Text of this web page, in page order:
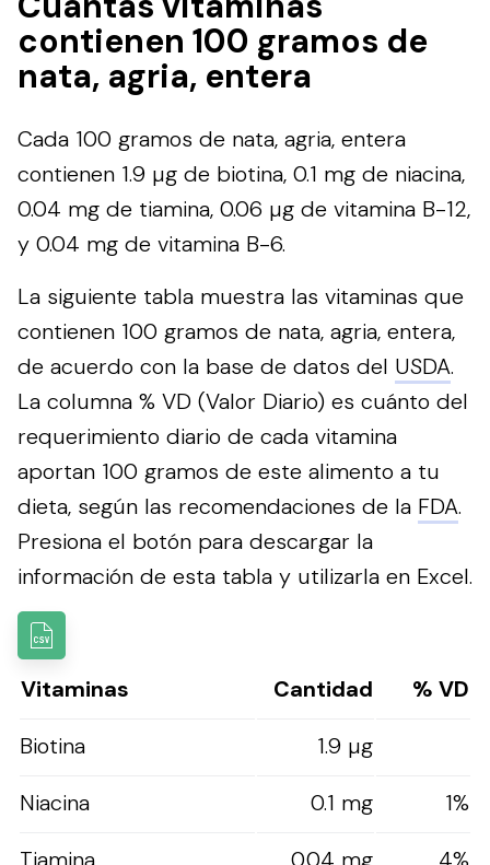
contienen 100 gramos de
nata, agria, entera
Cada 100 gramos de nata, agria, entera
contienen 1.9 µg de biotina, 0.1 mg de niacina,
0.04 mg de tiamina, 0.06 µg de vitamina B-12,
y 0.04 mg de vitamina B-6.
La siguiente tabla muestra las vitaminas que
contienen 100 gramos de nata, agria, entera,
de acuerdo con la base de datos del USDA.
La columna % VD (Valor Diario) es cuánto del
requerimiento diario de cada vitamina
aportan 100 gramos de este alimento a tu
dieta, según las recomendaciones de la FDA.
Presiona el botón para descargar la
información de esta tabla y utilizarla en Excel.
Vitaminas Cantidad
% VD
Biotina
1.9 µg
Niacina
0.1 mg
1%